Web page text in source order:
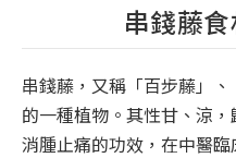
串錢藤
串錢藤，又稱「百步藤」
的一種植物。其性甘、涼
消腫止痛的功效，在中醫